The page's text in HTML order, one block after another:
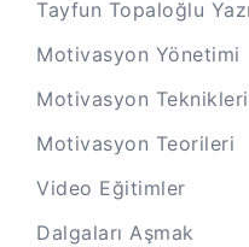
Tayfun Topaloğlu
Motivasyon Yönetimi
Motivasyon Teknikleri
Motivasyon Teorileri
Video Eğitimler
Dalgaları Aşmak